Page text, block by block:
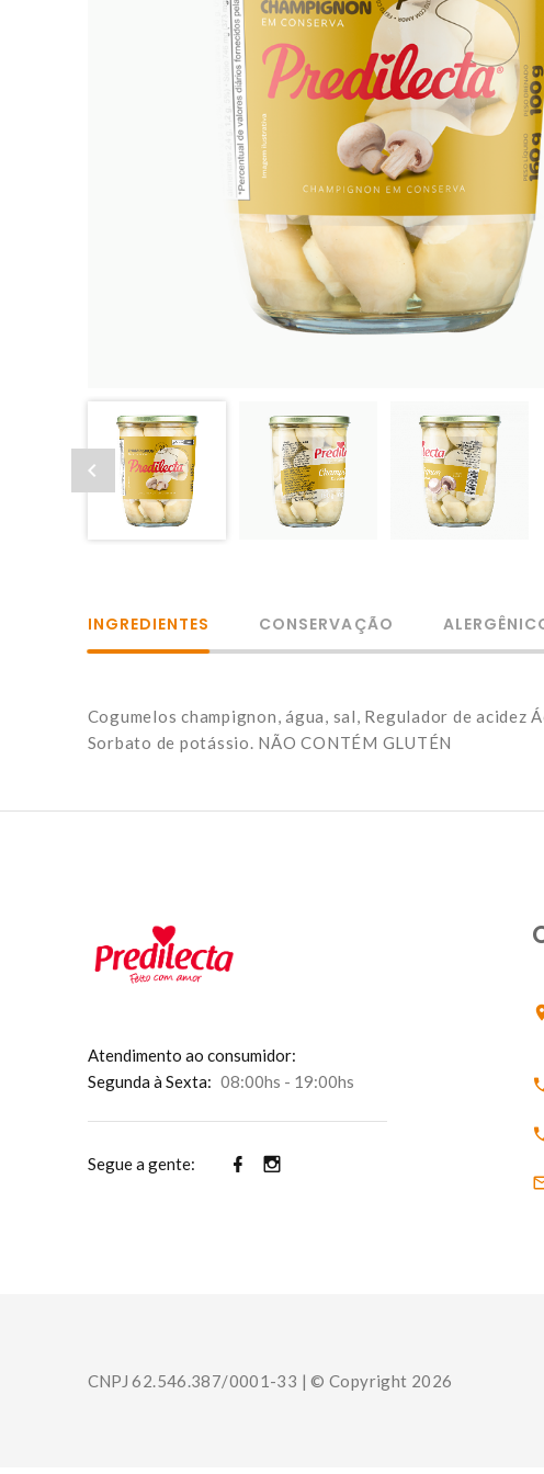
INGREDIENTES CONSERVAÇÃO
Cogumelos champignon, água, sal, Regulador de
Sorbato de potássio. NÃO CONTÉM GLUTÉN
Atendimento ao consumidor:
Segunda à Sexta: 08:00hs - 19:00hs
Segue a gente:
CNPJ 62.546.387/0001-33 | © Copyright 2026